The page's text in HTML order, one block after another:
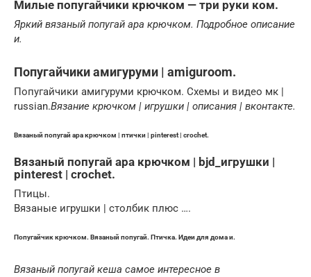
Милые попугайчики крючком — три руки ком.
Яркий вязаный попугай ара крючком. Подробное описание
и.
Попугайчики амигуруми | amiguroom.
Попугайчики амигуруми крючком. Схемы и видео мк |
russian.Вязание крючком | игрушки | описания | вконтакте.
Вязаный попугай ара крючком | птички | pinterest | crochet.
Вязаный попугай ара крючком | bjd_игрушки |
pinterest | crochet.
Птицы.
Вязаные игрушки | столбик плюс ….
Попугайчик крючком. Вязаный попугай. Птичка. Идеи для дома и.
Вязаный попугай кеша самое интересное в